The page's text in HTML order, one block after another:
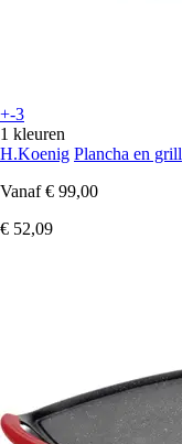
+-3
1 kleuren
H.Koenig Plancha en grill
Vanaf € 99,00
€ 52,09